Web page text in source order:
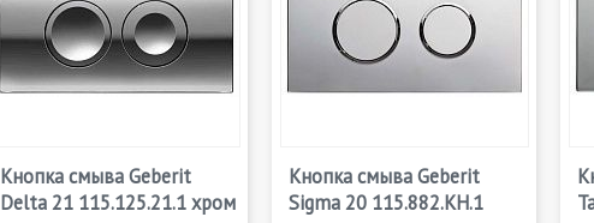
Кнопка смыва Geberit
Delta 21 115.125.21.1 хром
Кнопка смыва Geberit
Sigma 20 115.882.KH.1